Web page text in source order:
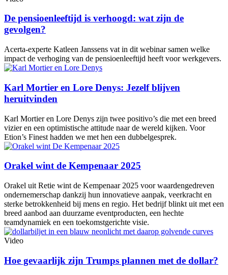
De pensioenleeftijd is verhoogd: wat zijn de
gevolgen?
Acerta-experte Katleen Janssens vat in dit webinar samen welke
impact de verhoging van de pensioenleeftijd heeft voor werkgevers.
Karl Mortier en Lore Denys: Jezelf blijven
heruitvinden
Karl Mortier en Lore Denys zijn twee positivo’s die met een breed
vizier en een optimistische attitude naar de wereld kijken. Voor
Etion’s Finest hadden we met hen een dubbelgesprek.
Orakel wint de Kempenaar 2025
Orakel uit Retie wint de Kempenaar 2025 voor waardengedreven
ondernemerschap dankzij hun innovatieve aanpak, veerkracht en
sterke betrokkenheid bij mens en regio. Het bedrijf blinkt uit met een
breed aanbod aan duurzame eventproducten, een hechte
teamdynamiek en een toekomstgerichte visie.
Video
Hoe gevaarlijk zijn Trumps plannen met de dollar?